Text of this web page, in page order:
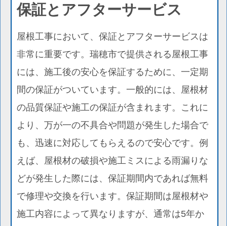
保証とアフターサービス
屋根工事において、保証とアフターサービスは
非常に重要です。瑞穂市で提供される屋根工事
には、施工後の安心を保証するために、一定期
間の保証がついています。一般的には、屋根材
の品質保証や施工の保証が含まれます。これに
より、万が一の不具合や問題が発生した場合で
も、迅速に対応してもらえるので安心です。例
えば、屋根材の破損や施工ミスによる雨漏りな
どが発生した際には、保証期間内であれば無料
で修理や交換を行います。保証期間は屋根材や
施工内容によって異なりますが、通常は5年か